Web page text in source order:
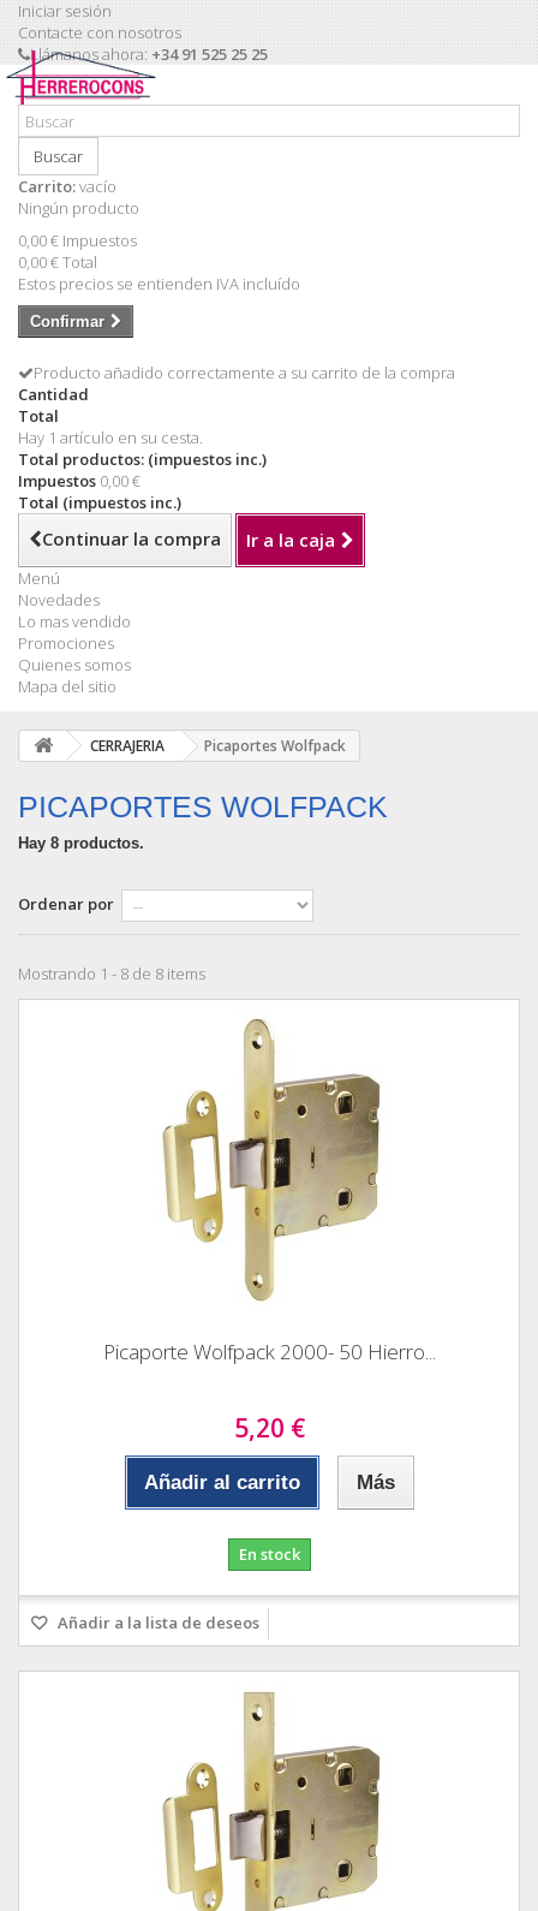
Iniciar sesión
Contacte con nosotros
Llámanos ahora: +34 91 525 25 25
Buscar
Carrito:vacío
Ningún producto
0,00 € Impuestos
0,00 €Total
Estos precios se entienden IVA incluído
Confirmar
Producto añadido correctamente a su carrito de la compra
Cantidad
Total
Hay 1 artículo en su cesta.
Total productos: (impuestos inc.)
Impuestos 0,00 €
Total (impuestos inc.)
Continuar la compra Ir a la caja
Menú
Novedades
Lo mas vendido
Promociones
Quienes somos
Mapa del sitio
CERRAJERIA Picaportes Wolfpack
PICAPORTES WOLFPACK
Hay 8 productos.
Ordenar por
Mostrando 1 - 8 de 8 items
Picaporte Wolfpack 2000- 50 Hierro...
5,20 €
Añadir al carrito Más
En stock
Añadir a la lista de deseos